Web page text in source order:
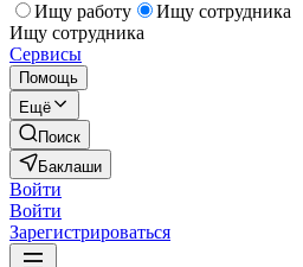
Ищу работу
Ищу сотрудника
Ищу сотрудника
Сервисы
Помощь
Ещё
Поиск
Баклаши
Войти
Войти
Зарегистрироваться